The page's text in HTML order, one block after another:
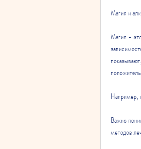
Магия и
Магия -
Например,
Важно
методов